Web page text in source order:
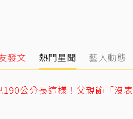
發文 熱門星聞 藝人動態
公分長這樣！父親節「沒